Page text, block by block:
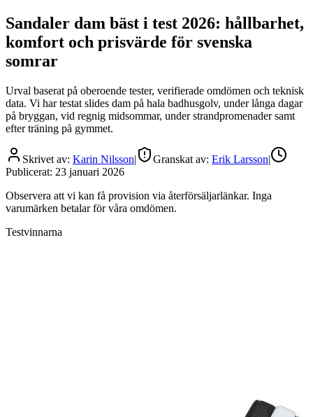
Sandaler dam bäst i test 2026: hållbarhet,
komfort och prisvärde för svenska
somrar
Urval baserat på oberoende tester, verifierade omdömen och teknisk
data. Vi har testat slides dam på hala badhusgolv, under långa dagar
på bryggan, vid regnig midsommar, under strandpromenader samt
efter träning på gymmet.
Skrivet av: Karin Nilsson| Granskat av: Erik Larsson|
Publicerat: 23 januari 2026
Observera att vi kan få provision via återförsäljarlänkar. Inga
varumärken betalar för våra omdömen.
Testvinnarna